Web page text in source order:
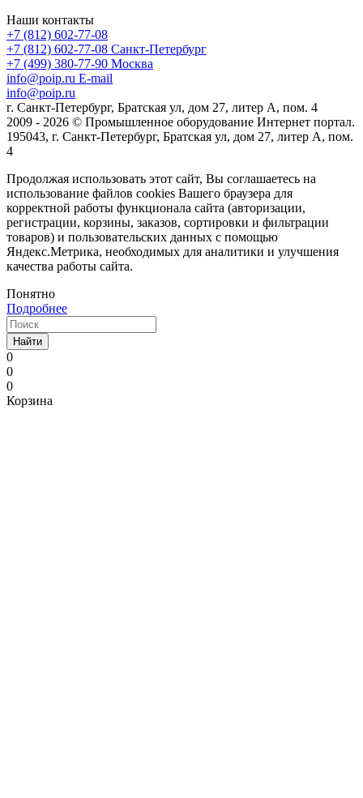
Наши контакты
+7 (812) 602-77-08
+7 (812) 602-77-08 Санкт-Петербург
+7 (499) 380-77-90 Москва
info@poip.ru E-mail
info@poip.ru
г. Санкт-Петербург, Братская ул, дом 27, литер А, пом. 4
2009 - 2026 © Промышленное оборудование Интернет портал.
195043, г. Санкт-Петербург, Братская ул, дом 27, литер А, пом.
4
Продолжая использовать этот сайт, Вы соглашаетесь на
использование файлов cookies Вашего браузера для
корректной работы функционала сайта (авторизации,
регистрации, корзины, заказов, сортировки и фильтрации
товаров) и пользовательских данных с помощью
Яндекс.Метрика, необходимых для аналитики и улучшения
качества работы сайта.
Понятно
Подробнее
Найти
0
0
0
Корзина